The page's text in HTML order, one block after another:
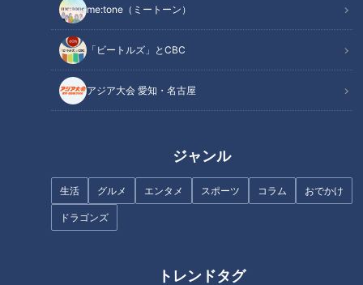
me:tone（ミートーン）
「ビートルズ」とCBC
アジア大会 愛知・名古屋
ジャンル
生活 グルメ エンタメ スポーツ コラム おでかけ
ドラゴンズ
トレンドタグ
正式加入しました。
長谷川さんはクラシックからピアノを始めたそうです。中学生
の時に父親の影響でジャズを聴き始め、高校生でフュージョン
を知ったんだとか。
長谷川「両親ともびっくりしてて。最初は信じてくれなかった
んですけど、今はもうライブも見に来てくれてありがたいで